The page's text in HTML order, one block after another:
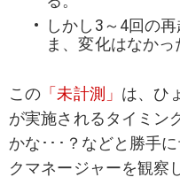
しかし3～4回の
ま、変化はなかっ
この 「未計測」 は、ひ
が実施されるタイミン
かな･･･？などと勝手
クマネージャーを観察